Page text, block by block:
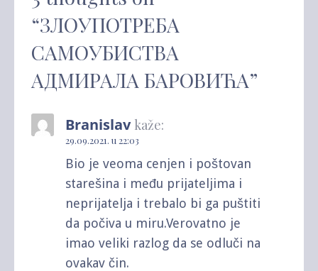
“ЗЛОУПОТРЕБА
САМОУБИСТВА
АДМИРАЛА БАРОВИЋА”
Branislav kaže:
29.09.2021. u 22:03
Bio je veoma cenjen i poštovan
starešina i među prijateljima i
neprijatelja i trebalo bi ga puštiti
da počiva u miru.Verovatno je
imao veliki razlog da se odluči na
ovakav čin.